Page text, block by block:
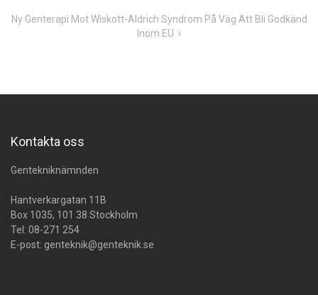
Ny Genterapi Mot Wiskott-Aldrich Syndrom På Väg Att Bli Godkänd
Inom EU
Kontakta oss
Gentekniknämnden
Hantverkargatan 11B
Box 1035, 101 38 Stockholm
Tel: 08-271 254
E-post: genteknik@genteknik.se